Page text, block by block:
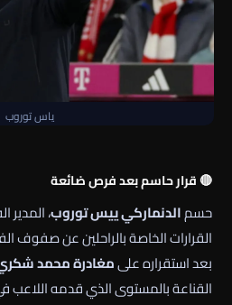
ياس توروب
🔴 قرار حاسم بعد فرص ضائعة
حسمالدنماركي ييس توروب، المدير
القرارات الخاصة بالراحلين عن صفوف
بعد استقراره علىمغادرة محمد
القناعة بالمستوى الذي قدمه اللاعب